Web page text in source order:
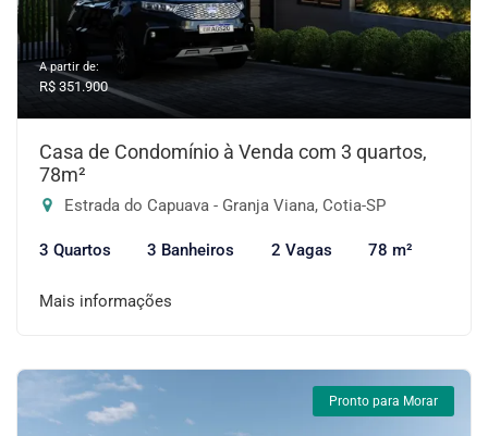
A partir de:
R$ 351.900
Casa de Condomínio à Venda com 3 quartos,
78m²
Estrada do Capuava - Granja Viana, Cotia-SP
3 Quartos 3 Banheiros 2 Vagas 78 m²
Mais informações
Pronto para Morar